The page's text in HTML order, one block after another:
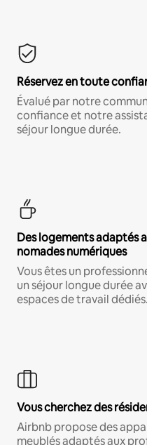
Réservez en toute
Évalué par notre
confiance et notre
séjour longue durée.
Des logements adaptés
nomades numériques
Vous êtes un
un séjour longue durée
espaces de travail dédiés.
Vous cherchez des
Airbnb propose des
meublés adaptés aux